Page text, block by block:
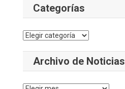
Categorías
Categorías
Archivo de Noticias